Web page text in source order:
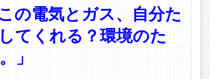
の電気とガス、自分た
てくれる？環境のた
」